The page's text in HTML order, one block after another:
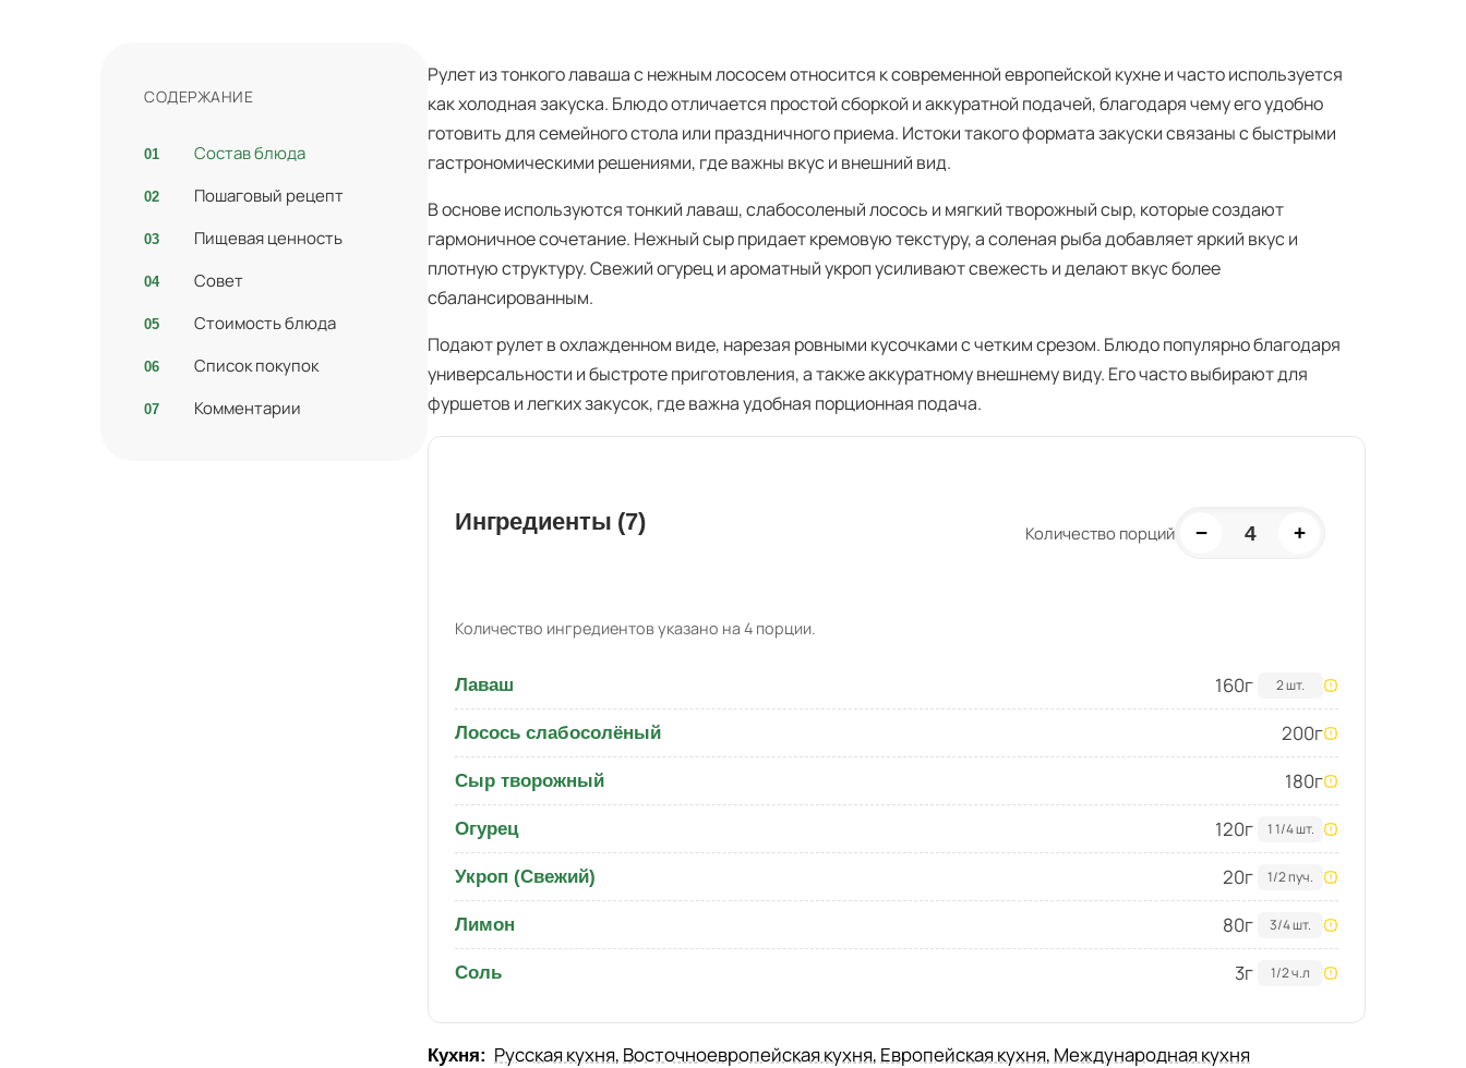
СОДЕРЖАНИЕ
Состав блюда
Пошаговый рецепт
Пищевая ценность
Совет
Стоимость блюда
Список покупок
Комментарии
Рулет из тонкого лаваша с нежным лососем относится к современной европейской кухне и часто используется
как холодная закуска. Блюдо отличается простой сборкой и аккуратной подачей, благодаря чему его удобно
готовить для семейного стола или праздничного приема. Истоки такого формата закуски связаны с быстрыми
гастрономическими решениями, где важны вкус и внешний вид.
В основе используются тонкий лаваш, слабосоленый лосось и мягкий творожный сыр, которые создают
гармоничное сочетание. Нежный сыр придает кремовую текстуру, а соленая рыба добавляет яркий вкус и
плотную структуру. Свежий огурец и ароматный укроп усиливают свежесть и делают вкус более
сбалансированным.
Подают рулет в охлажденном виде, нарезая ровными кусочками с четким срезом. Блюдо популярно благодаря
универсальности и быстроте приготовления, а также аккуратному внешнему виду. Его часто выбирают для
фуршетов и легких закусок, где важна удобная порционная подача.
Ингредиенты (7) Количество порций − 4 +
Количество ингредиентов указано на 4 порции.
Лаваш 160г 2 шт.
Лосось слабосолёный 200г
Сыр творожный 180г
Огурец 120г 1 1/4 шт.
Укроп (Свежий) 20г 1/2 пуч.
Лимон 80г 3/4 шт.
Соль 3г 1/2 ч.л
Кухня: Русская кухня, Восточноевропейская кухня, Европейская кухня, Международная кухня